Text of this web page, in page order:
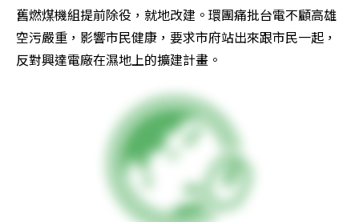
舊燃煤機組提前除役，就地改建。環團痛批台電不顧高雄
空污嚴重，影響市民健康，要求市府站出來跟市民一起，
反對興達電廠在濕地上的擴建計畫。